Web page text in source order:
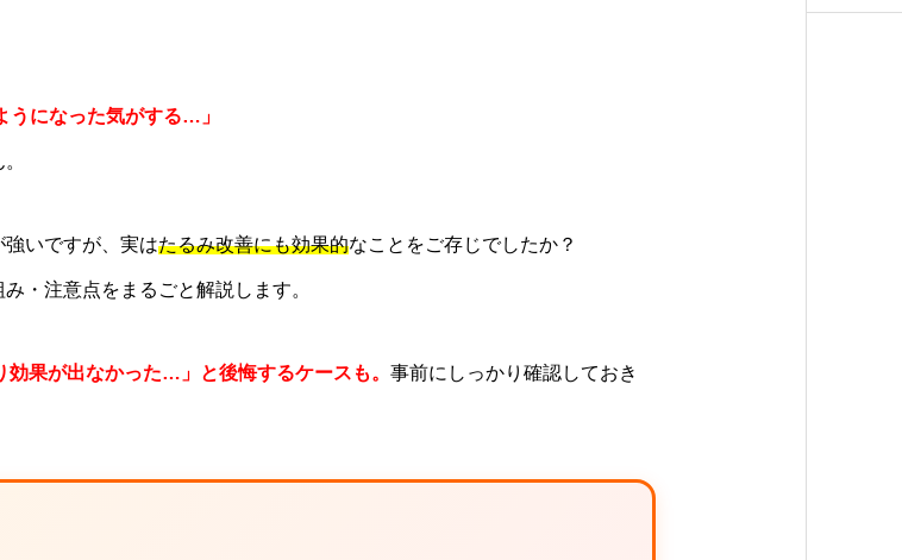
うになった気がする…」
いですが、実はたるみ改善にも効果的なことをご存じでしたか？
・注意点をまるごと解説します。
果が出なかった…」と後悔するケースも。 事前にしっかり確認しておき